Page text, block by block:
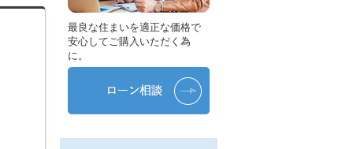
最良な住まいを適正な価格で
安心してご購入いただく為
に。